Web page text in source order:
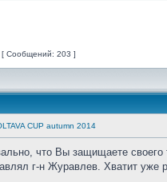
[ Сообщений: 203 ]
CUP autumn 2014
что Вы защищаете своего
г-н Журавлев. Хватит уже